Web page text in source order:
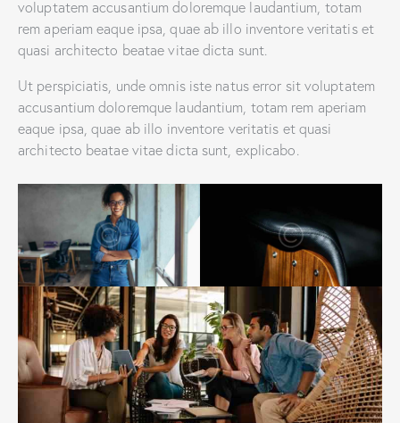
voluptatem accusantium doloremque laudantium, totam
rem aperiam eaque ipsa, quae ab illo inventore veritatis et
quasi architecto beatae vitae dicta sunt.
Ut perspiciatis, unde omnis iste natus error sit voluptatem
accusantium doloremque laudantium, totam rem aperiam
eaque ipsa, quae ab illo inventore veritatis et quasi
architecto beatae vitae dicta sunt, explicabo.